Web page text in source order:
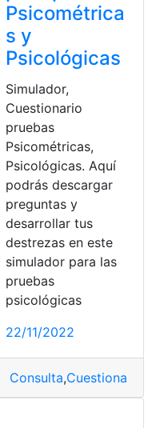
específicos Pruebas
Psicométrica
s y
Psicológicas
Simulador,
Cuestionario
pruebas
Psicométricas,
Psicológicas. Aquí
podrás descargar
preguntas y
desarrollar tus
destrezas en este
simulador para las
pruebas
psicológicas
22/11/2022
Consulta,Cuestionarios